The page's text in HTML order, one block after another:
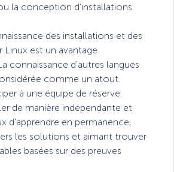
la conception d'installations
des installations et des
Linux est un avantage.
connaissance d'autres langues
comme un atout.
à une équipe de réserve.
de manière indépendante et
d'apprendre en permanence,
les solutions et aimant trouver
basées sur des preuves